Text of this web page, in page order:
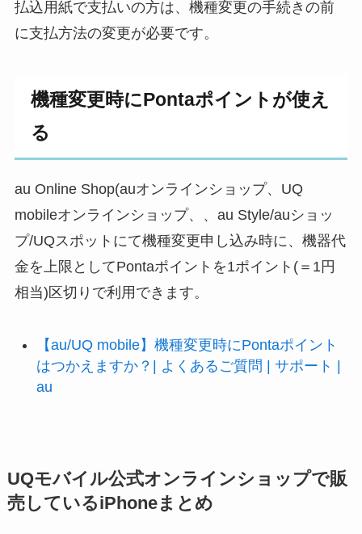
払込用紙で支払いの方は、機種変更の手続きの前
に支払方法の変更が必要です。
機種変更時にPontaポイントが使え
る
au Online Shop(auオンラインショップ、UQ
mobileオンラインショップ、、au Style/auショッ
プ/UQスポットにて機種変更申し込み時に、機器代
金を上限としてPontaポイントを1ポイント(＝1円
相当)区切りで利用できます。
【au/UQ mobile】機種変更時にPontaポイント
はつかえますか？| よくあるご質問 | サポート |
au
UQモバイル公式オンラインショップで販
売しているiPhoneまとめ